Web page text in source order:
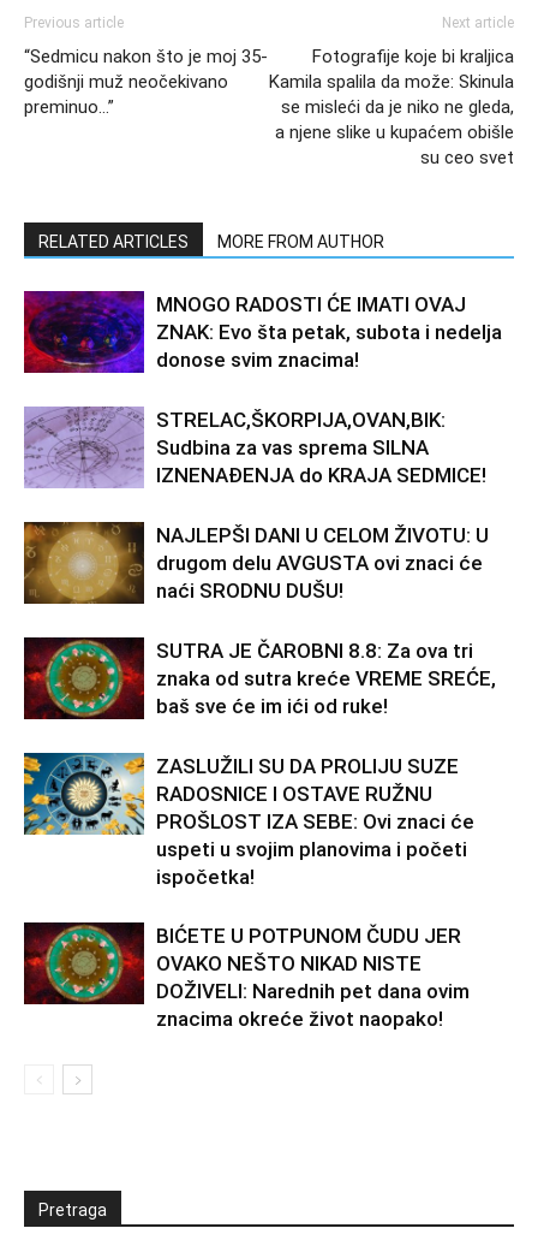
Previous article
“Sedmicu nakon što je moj 35-
godišnji muž neočekivano
preminuo…”
Next article
Fotografije koje bi kraljica
Kamila spalila da može: Skinula
se misleći da je niko ne gleda,
a njene slike u kupaćem obišle
su ceo svet
RELATED ARTICLES MORE FROM AUTHOR
MNOGO RADOSTI ĆE IMATI OVAJ
ZNAK: Evo šta petak, subota i nedelja
donose svim znacima!
STRELAC,ŠKORPIJA,OVAN,BIK:
Sudbina za vas sprema SILNA
IZNENAĐENJA do KRAJA SEDMICE!
NAJLEPŠI DANI U CELOM ŽIVOTU: U
drugom delu AVGUSTA ovi znaci će
naći SRODNU DUŠU!
SUTRA JE ČAROBNI 8.8: Za ova tri
znaka od sutra kreće VREME SREĆE,
baš sve će im ići od ruke!
ZASLUŽILI SU DA PROLIJU SUZE
RADOSNICE I OSTAVE RUŽNU
PROŠLOST IZA SEBE: Ovi znaci će
uspeti u svojim planovima i početi
ispočetka!
BIĆETE U POTPUNOM ČUDU JER
OVAKO NEŠTO NIKAD NISTE
DOŽIVELI: Narednih pet dana ovim
znacima okreće život naopako!
Pretraga